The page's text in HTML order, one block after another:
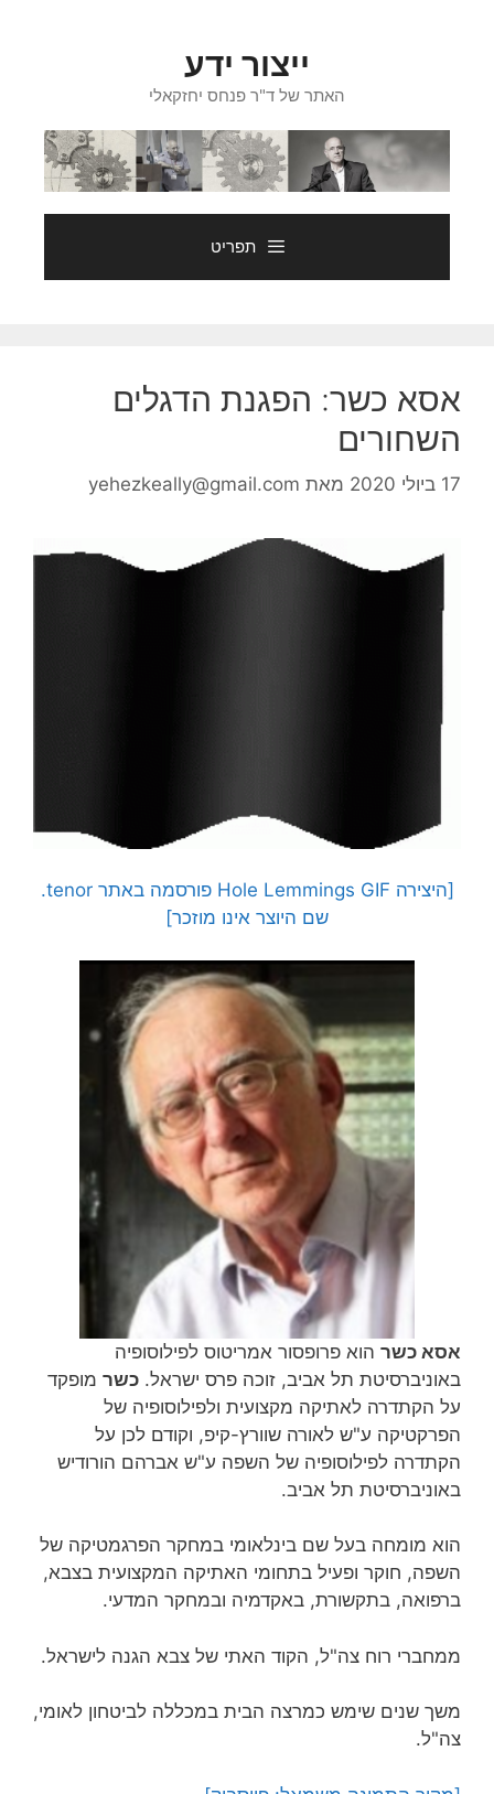
ייצור ידע
האתר של ד"ר פנחס יחזקאלי
תפריט
אסא כשר: הפגנת הדגלים
השחורים
17 ביולי 2020 מאת yehezkeally@gmail.com
[היצירה Hole Lemmings GIF פורסמה באתר tenor.
שם היוצר אינו מוזכר]
אסא כשר הוא פרופסור אמריטוס לפילוסופיה
באוניברסיטת תל אביב, זוכה פרס ישראל. כשר מופקד
על הקתדרה לאתיקה מקצועית ולפילוסופיה של
הפרקטיקה ע"ש לאורה שוורץ-קיפ, וקודם לכן על
הקתדרה לפילוסופיה של השפה ע"ש אברהם הורודיש
באוניברסיטת תל אביב.
הוא מומחה בעל שם בינלאומי במחקר הפרגמטיקה של
השפה, חוקר ופעיל בתחומי האתיקה המקצועית בצבא,
ברפואה, בתקשורת, באקדמיה ובמחקר המדעי.
ממחברי רוח צה"ל, הקוד האתי של צבא הגנה לישראל.
משך שנים שימש כמרצה הבית במכללה לביטחון לאומי,
צה"ל.